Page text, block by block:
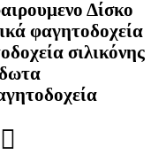
Δίσκο
φαγητοδοχεία
σιλικόνης